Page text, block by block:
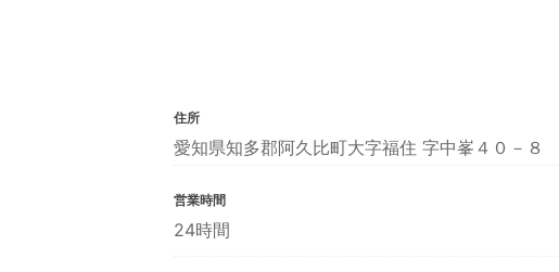
住所
愛知県知多郡阿久比町大字福住 字中峯４０－８
営業時間
24時間